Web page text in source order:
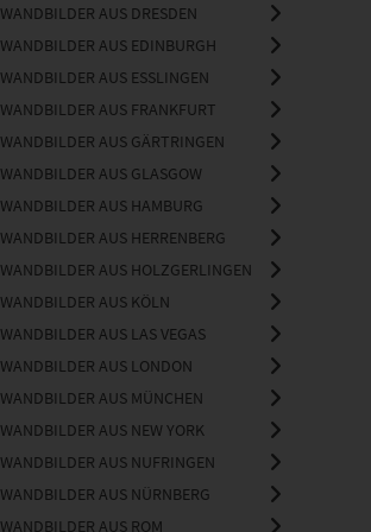
WANDBILDER AUS DRESDEN
WANDBILDER AUS EDINBURGH
WANDBILDER AUS ESSLINGEN
WANDBILDER AUS FRANKFURT
WANDBILDER AUS GÄRTRINGEN
WANDBILDER AUS GLASGOW
WANDBILDER AUS HAMBURG
WANDBILDER AUS HERRENBERG
WANDBILDER AUS HOLZGERLINGEN
WANDBILDER AUS KÖLN
WANDBILDER AUS LAS VEGAS
WANDBILDER AUS LONDON
WANDBILDER AUS MÜNCHEN
WANDBILDER AUS NEW YORK
WANDBILDER AUS NUFRINGEN
WANDBILDER AUS NÜRNBERG
WANDBILDER AUS ROM